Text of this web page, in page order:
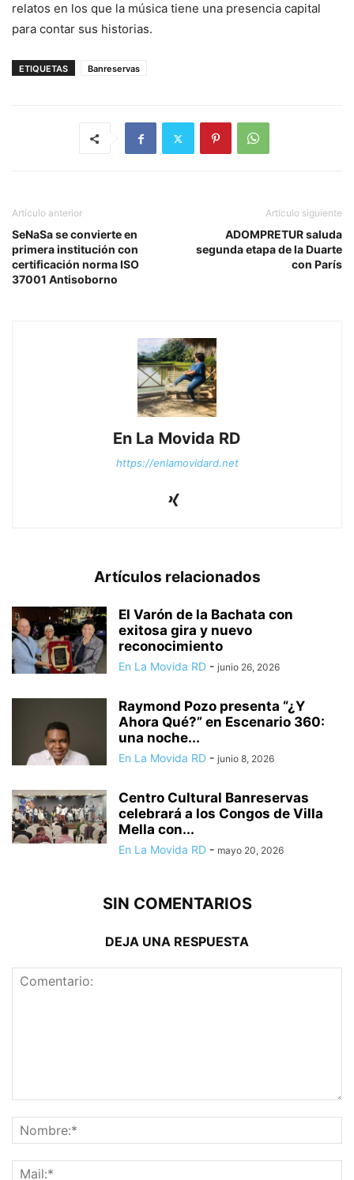
relatos en los que la música tiene una presencia capital
para contar sus historias.
ETIQUETAS Banreservas
Artículo anterior
SeNaSa se convierte en
primera institución con
certificación norma ISO
37001 Antisoborno
Artículo siguiente
ADOMPRETUR saluda
segunda etapa de la Duarte
con París
En La Movida RD
https://enlamovidard.net
Artículos relacionados
El Varón de la Bachata con
exitosa gira y nuevo
reconocimiento
En La Movida RD - junio 26, 2026
Raymond Pozo presenta “¿Y
Ahora Qué?” en Escenario 360:
una noche...
En La Movida RD - junio 8, 2026
Centro Cultural Banreservas
celebrará a los Congos de Villa
Mella con...
En La Movida RD - mayo 20, 2026
SIN COMENTARIOS
DEJA UNA RESPUESTA